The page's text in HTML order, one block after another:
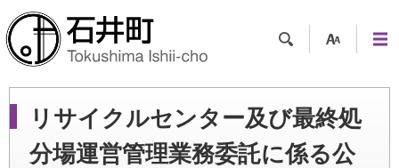
ツー
ル
ュー
リサイクルセンター及び最終処
分場運営管理業務委託に係る公